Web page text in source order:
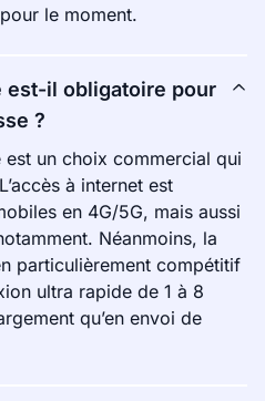
le moment.
est-il obligatoire pour
?
un choix commercial qui
à internet est
en 4G/5G, mais aussi
Néanmoins, la
particulièrement compétitif
ultra rapide de 1 à 8
qu’en envoi de